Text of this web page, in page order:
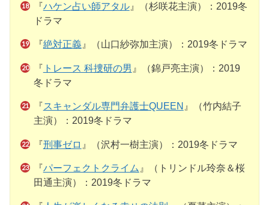
『ハケン占い師アタル』（杉咲花主演）：2019冬
ドラマ
『絶対正義』（山口紗弥加主演）：2019冬ドラマ
『 トレース 科捜研の男 』（錦戸亮主演）：2019
冬ドラマ
『スキャンダル専門弁護士QUEEN 』（竹内結子
主演）：2019冬ドラマ
『刑事ゼロ 』（沢村一樹主演）：2019冬ドラマ
『パーフェクトクライム 』（トリンドル玲奈＆桜
田通主演）：2019冬ドラマ